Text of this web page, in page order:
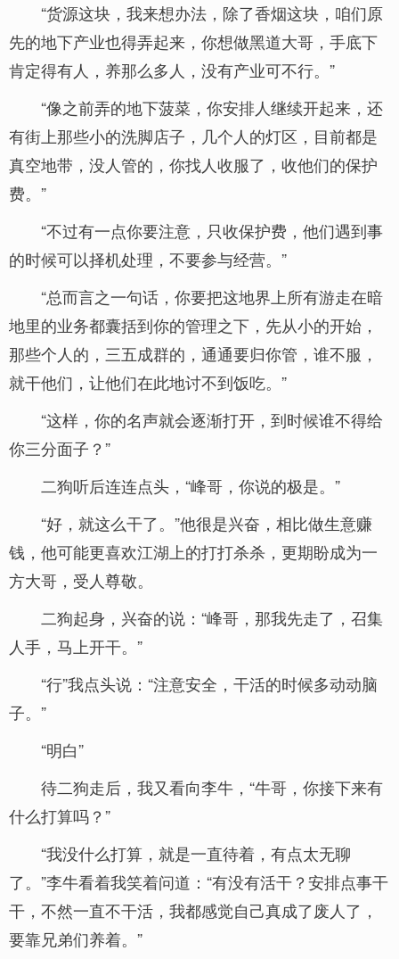
“货源这块，我来想办法，除了香烟这块，咱们原
先的地下产业也得弄起来，你想做黑道大哥，手底下
肯定得有人，养那么多人，没有产业可不行。”
“像之前弄的地下菠菜，你安排人继续开起来，还
有街上那些小的洗脚店子，几个人的灯区，目前都是
真空地带，没人管的，你找人收服了，收他们的保护
费。”
“不过有一点你要注意，只收保护费，他们遇到事
的时候可以择机处理，不要参与经营。”
“总而言之一句话，你要把这地界上所有游走在暗
地里的业务都囊括到你的管理之下，先从小的开始，
那些个人的，三五成群的，通通要归你管，谁不服，
就干他们，让他们在此地讨不到饭吃。”
“这样，你的名声就会逐渐打开，到时候谁不得给
你三分面子？”
二狗听后连连点头，“峰哥，你说的极是。”
“好，就这么干了。”他很是兴奋，相比做生意赚
钱，他可能更喜欢江湖上的打打杀杀，更期盼成为一
方大哥，受人尊敬。
二狗起身，兴奋的说：“峰哥，那我先走了，召集
人手，马上开干。”
“行”我点头说：“注意安全，干活的时候多动动脑
子。”
“明白”
待二狗走后，我又看向李牛，“牛哥，你接下来有
什么打算吗？”
“我没什么打算，就是一直待着，有点太无聊
了。”李牛看着我笑着问道：“有没有活干？安排点事干
干，不然一直不干活，我都感觉自己真成了废人了，
要靠兄弟们养着。”